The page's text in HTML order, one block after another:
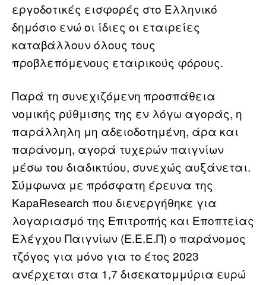
εργοδοτικές εισφορές στο Ελληνικό
δημόσιο ενώ οι ίδιες οι εταιρείες
καταβάλλουν όλους τους
προβλεπόμενους εταιρικούς φόρους.
Παρά τη συνεχιζόμενη προσπάθεια
νομικής ρύθμισης της εν λόγω αγοράς, η
παράλληλη μη αδειοδοτημένη, άρα και
παράνομη, αγορά τυχερών παιγνίων
μέσω του διαδικτύου, συνεχώς αυξάνεται.
Σύμφωνα με πρόσφατη έρευνα της
KapaResearch που διενεργήθηκε για
λογαριασμό της Επιτροπής και Εποπτείας
Ελέγχου Παιγνίων (E.E.E.Π) ο παράνομος
τζόγος για μόνο για το έτος 2023
ανέρχεται στα 1,7 δισεκατομμύρια ευρώ